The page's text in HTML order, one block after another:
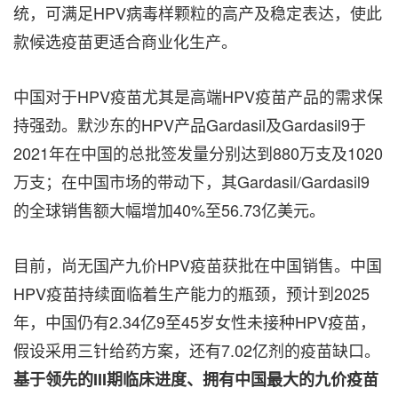
统，可满足HPV病毒样颗粒的高产及稳定表达，使此
款候选疫苗更适合商业化生产。
中国对于HPV疫苗尤其是高端HPV疫苗产品的需求保
持强劲。默沙东的HPV产品Gardasil及Gardasil9于
2021年在中国的总批签发量分别达到880万支及1020
万支；在中国市场的带动下，其Gardasil/Gardasil9
的全球销售额大幅增加40%至56.73亿美元。
目前，尚无国产九价HPV疫苗获批在中国销售。中国
HPV疫苗持续面临着生产能力的瓶颈，预计到2025
年，中国仍有2.34亿9至45岁女性未接种HPV疫苗，
假设采用三针给药方案，还有7.02亿剂的疫苗缺口。
基于领先的III期临床进度、拥有中国最大的九价疫苗